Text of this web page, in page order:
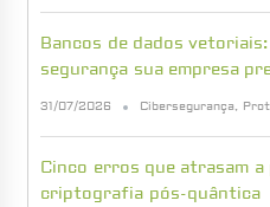
Bancos de dados
segurança sua empresa
31/07/2026 Cibersegurança,
Cinco erros que atrasam
criptografia pós-quântica